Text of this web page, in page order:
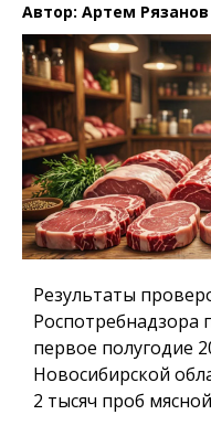
Автор: Артем Рязанов
Результаты
Роспотребнадзора
первое полугодие
Новосибирской
2 тысяч проб